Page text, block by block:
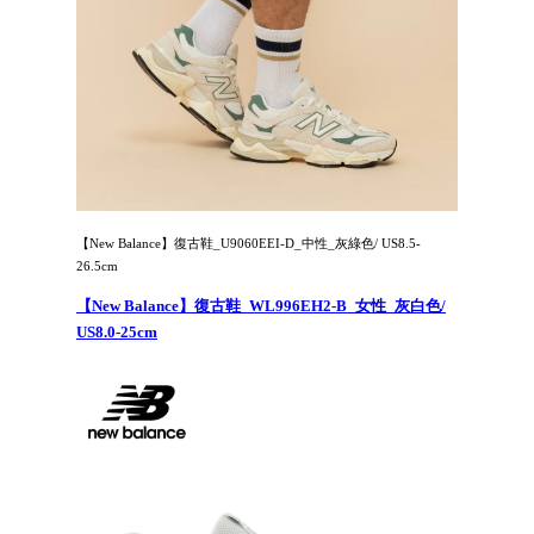
【New Balance】復古鞋_U9060EEI-D_中性_灰綠色/ US8.5-
26.5cm
【New Balance】復古鞋_WL996EH2-B_女性_灰白色/
US8.0-25cm